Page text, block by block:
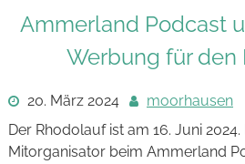
Aktuelles
Training
Massage
Ammerland Podcast
Werbung für den
20. März 2024
moorhausen
Der Rhodolauf ist am 16. Juni
Mitorganisator beim Ammerland